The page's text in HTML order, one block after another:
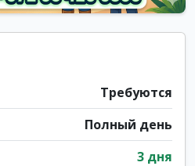
Требуются
Полный день
3 дня